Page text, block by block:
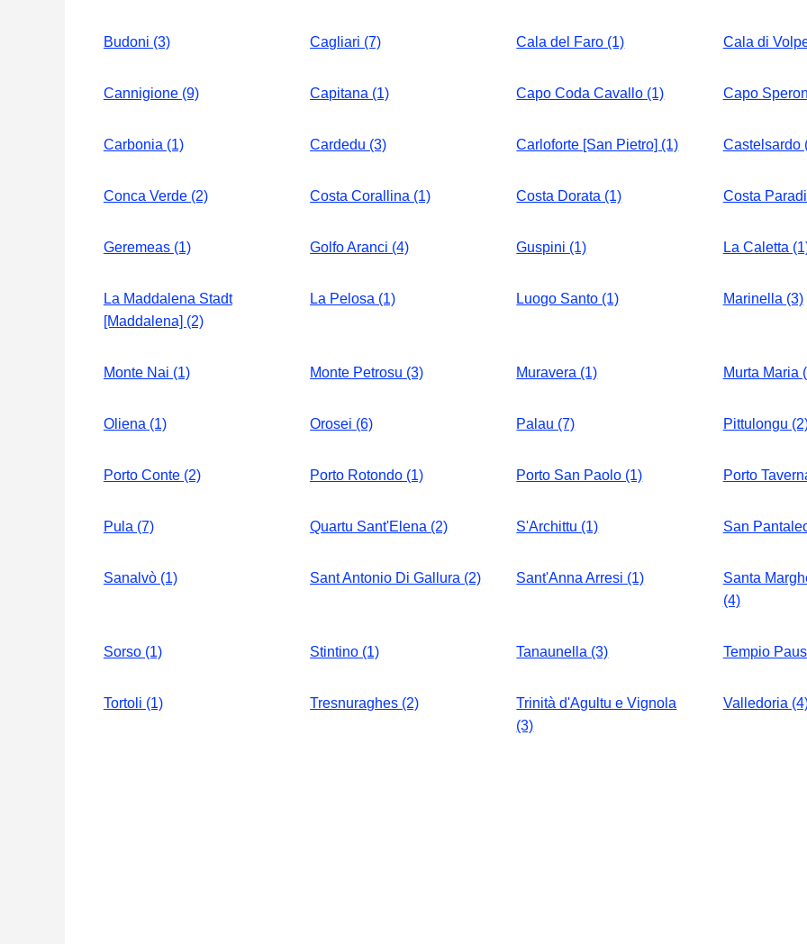
Budoni (3) Cagliari (7) Cala del Faro (1) Cala di
Cannigione (9) Capitana (1) Capo Coda Cavallo (1) Capo
Carbonia (1) Cardedu (3) Carloforte [San Pietro] (1) Castelsardo
Conca Verde (2) Costa Corallina (1) Costa Dorata (1) Costa
Geremeas (1) Golfo Aranci (4) Guspini (1) La Caletta
La Maddalena Stadt
[Maddalena] (2)
La Pelosa (1) Luogo Santo (1) Marinella (3)
Monte Nai (1) Monte Petrosu (3) Muravera (1) Murta Maria
Oliena (1) Orosei (6) Palau (7) Pittulongu
Porto Conte (2) Porto Rotondo (1) Porto San Paolo (1) Porto
Pula (7) Quartu Sant'Elena (2) S'Archittu (1) San
Sanalvò (1) Sant Antonio Di Gallura (2) Sant'Anna Arresi (1)
Santa
(4)
Sorso (1) Stintino (1) Tanaunella (3) Tempio
Tortoli (1) Tresnuraghes (2)
Trinità d'Agultu e Vignola
(3)
Valledoria